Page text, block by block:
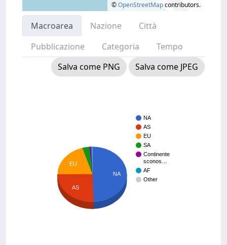
©OpenStreetMapcontributors.
Macroarea Nazione
Città
Pubblicazione
Categoria
Tempo
Salva come PNG
Salva come JPEG
NA
AS
EU
SA
Continente
sconos…
AF
Other
NA
EU
AS